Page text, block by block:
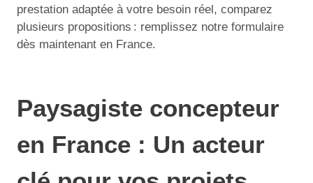
prestation adaptée à votre besoin réel, comparez
plusieurs propositions : remplissez notre formulaire
dès maintenant en France.
Paysagiste concepteur
en France : Un acteur